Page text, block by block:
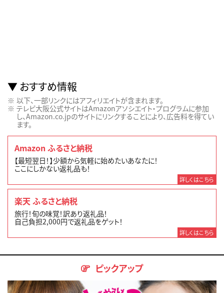
おすすめ情報
以下、一部リンクにはアフィリエイトが含まれます。
テレビ大阪公式サイトはAmazonアソシエイト・プログラムに参加
し、Amazon.co.jpのサイトにリンクすることにより、広告料を得てい
ます。
Amazon ふるさと納税
【最短翌日！】少額から気軽に始めたいあなたに！
ここにしかない返礼品も！
詳しくはこちら
楽天 ふるさと納税
旅行！旬の味覚！訳あり返礼品！
自己負担2,000円で返礼品をゲット！
詳しくはこちら
ピックアップ